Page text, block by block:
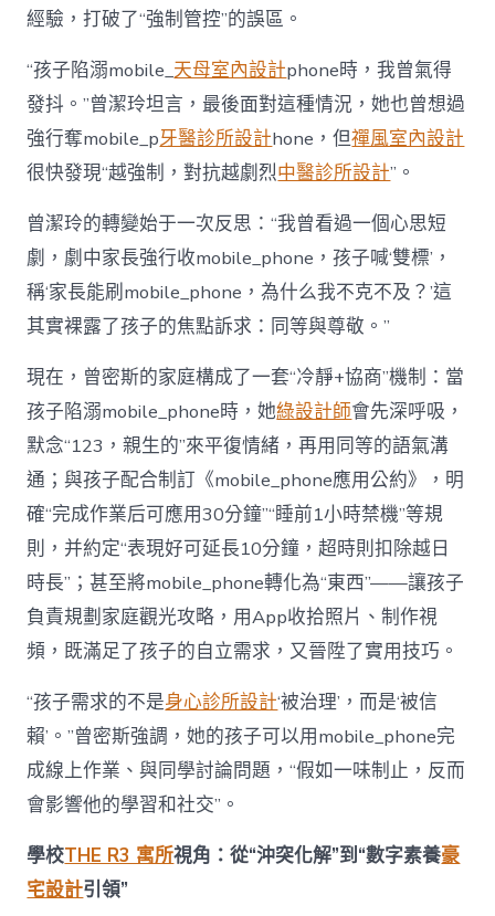
經驗，打破了“強制管控”的誤區。
“孩子陷溺mobile_天母室內設計phone時，我曾氣得
發抖。”曾潔玲坦言，最後面對這種情況，她也曾想過
強行奪mobile_p牙醫診所設計hone，但禪風室內設計
很快發現“越強制，對抗越劇烈中醫診所設計”。
曾潔玲的轉變始于一次反思：“我曾看過一個心思短
劇，劇中家長強行收mobile_phone，孩子喊‘雙標’，
稱‘家長能刷mobile_phone，為什么我不克不及？’這
其實裸露了孩子的焦點訴求：同等與尊敬。”
現在，曾密斯的家庭構成了一套“冷靜+協商”機制：當
孩子陷溺mobile_phone時，她綠設計師會先深呼吸，
默念“123，親生的”來平復情緒，再用同等的語氣溝
通；與孩子配合制訂《mobile_phone應用公約》，明
確“完成作業后可應用30分鐘”“睡前1小時禁機”等規
則，并約定“表現好可延長10分鐘，超時則扣除越日
時長”；甚至將mobile_phone轉化為“東西”——讓孩子
負責規劃家庭觀光攻略，用App收拾照片、制作視
頻，既滿足了孩子的自立需求，又晉陞了實用技巧。
“孩子需求的不是身心診所設計‘被治理’，而是‘被信
賴’。”曾密斯強調，她的孩子可以用mobile_phone完
成線上作業、與同學討論問題，“假如一味制止，反而
會影響他的學習和社交”。
學校THE R3 寓所視角：從“沖突化解”到“數字素養豪
宅設計引領”